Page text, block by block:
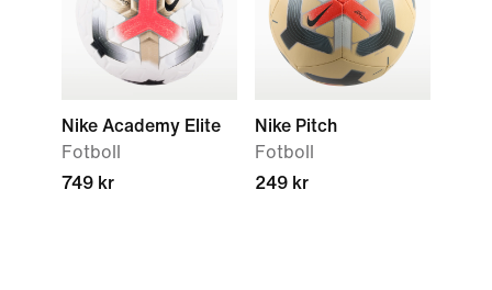
Nike Academy Elite
Fotboll
749 kr
Nike Pitch
Fotboll
249 kr